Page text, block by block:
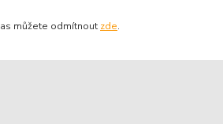
můžete odmítnout zde.